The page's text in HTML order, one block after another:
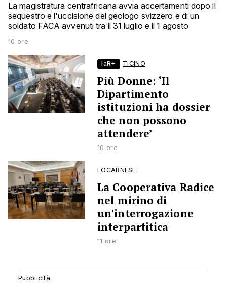
La magistratura centrafricana avvia accertamenti dopo il
sequestro e l'uccisione del geologo svizzero e di un
soldato FACA avvenuti tra il 31 luglio e il 1 agosto
10 ore
laR+ TICINO
Più Donne: ‘Il
Dipartimento
istituzioni ha dossier
che non possono
attendere’
10 ore
LOCARNESE
La Cooperativa Radice
nel mirino di
un'interrogazione
interpartitica
11 ore